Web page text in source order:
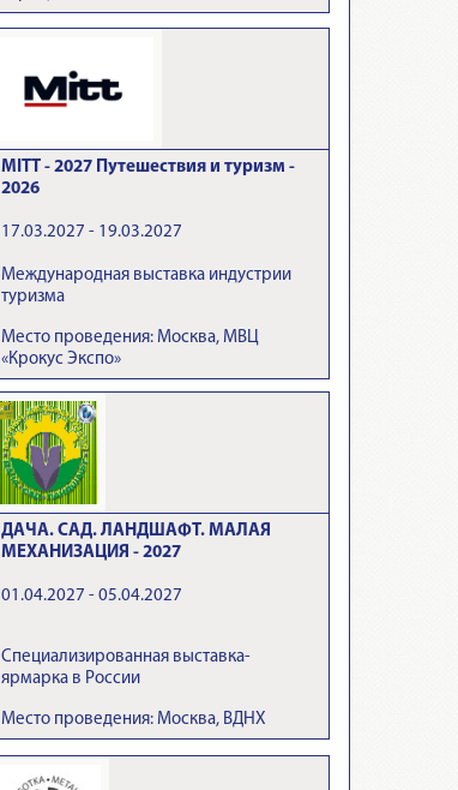
MITT - 2027 Путешествия и туризм -
2026
17.03.2027 - 19.03.2027
Международная выставка индустрии
туризма
Место проведения: Москва, МВЦ
«Крокус Экспо»
ДАЧА. САД. ЛАНДШАФТ. МАЛАЯ
МЕХАНИЗАЦИЯ - 2027
01.04.2027 - 05.04.2027
Специализированная выставка-
ярмарка в России
Место проведения: Москва, ВДНХ